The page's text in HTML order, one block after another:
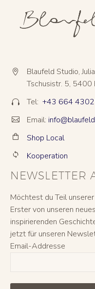


Blaufeld Studio,
Tschusistr. 5, 5400

 Tel: +43 664

 Email:

 Shop Local

 Kooperation
NEWSLETTER
Möchtest du Teil
Erster von unseren
inspirierenden
jetzt für unseren
Email-Addresse